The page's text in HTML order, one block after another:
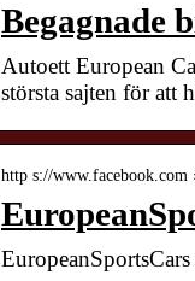
Begagnade
Autoett European
största sajten för att
http s://www.facebook.com